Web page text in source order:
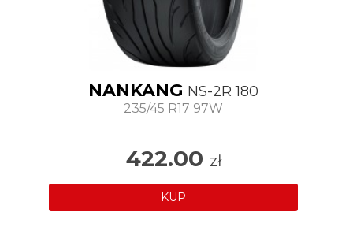
NANKANG NS-2R 180
235/45 R17 97W
422.00 zł
KUP